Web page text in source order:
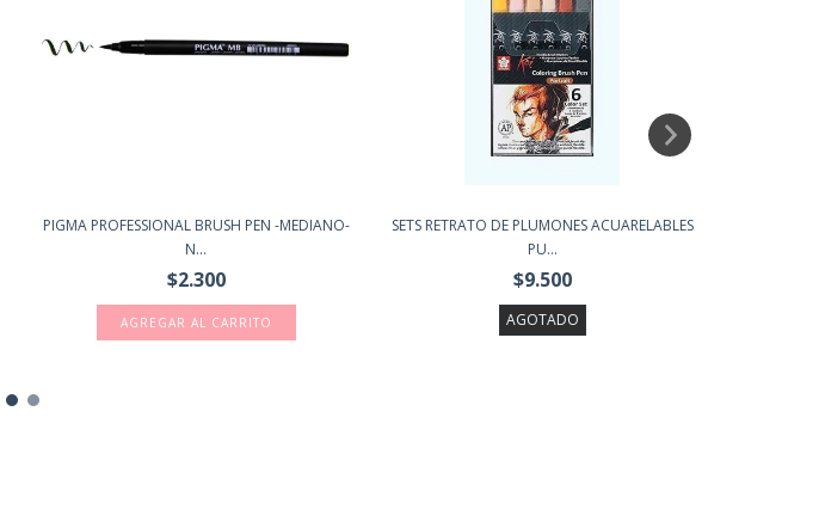
PIGMA PROFESSIONAL BRUSH PEN -MEDIANO-
N...
$2.300
SETS RETRATO DE PLUMONES ACUARELABLES
PU...
$9.500
AGOTADO